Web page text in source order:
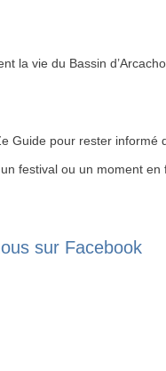
la vie du Bassin
Guide pour rester
festival ou un moment
sur Facebook